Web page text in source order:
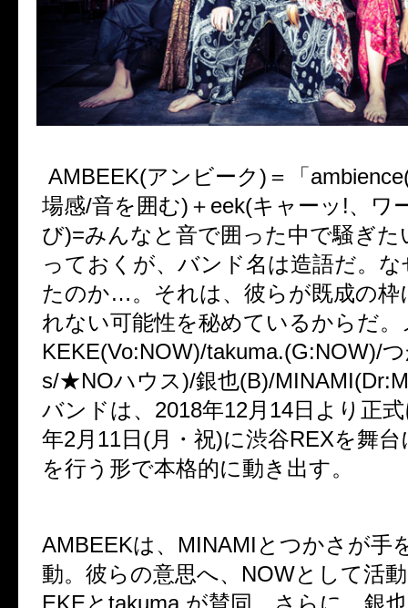
AMBEEK(アンビーク)＝「
場感/音を囲む)＋eek(キャーッ!、ワ
び)=みんなと音で囲った中で騒ぎた
っておくが、バンド名は造語だ。
たのか…。それは、彼らが既成の枠
れない可能性を秘めているからだ
KEKE(Vo:NOW)/takuma.(G:NOW)/
s/★NOハウス)/銀也(B)/
バンドは、2018年12月14日より正
年2月11日(月・祝)に渋谷REXを舞
を行う形で本格的に動き出す。
AMBEEKは、MINAMIとつかさが手
動。彼らの意思へ、NOWとして活